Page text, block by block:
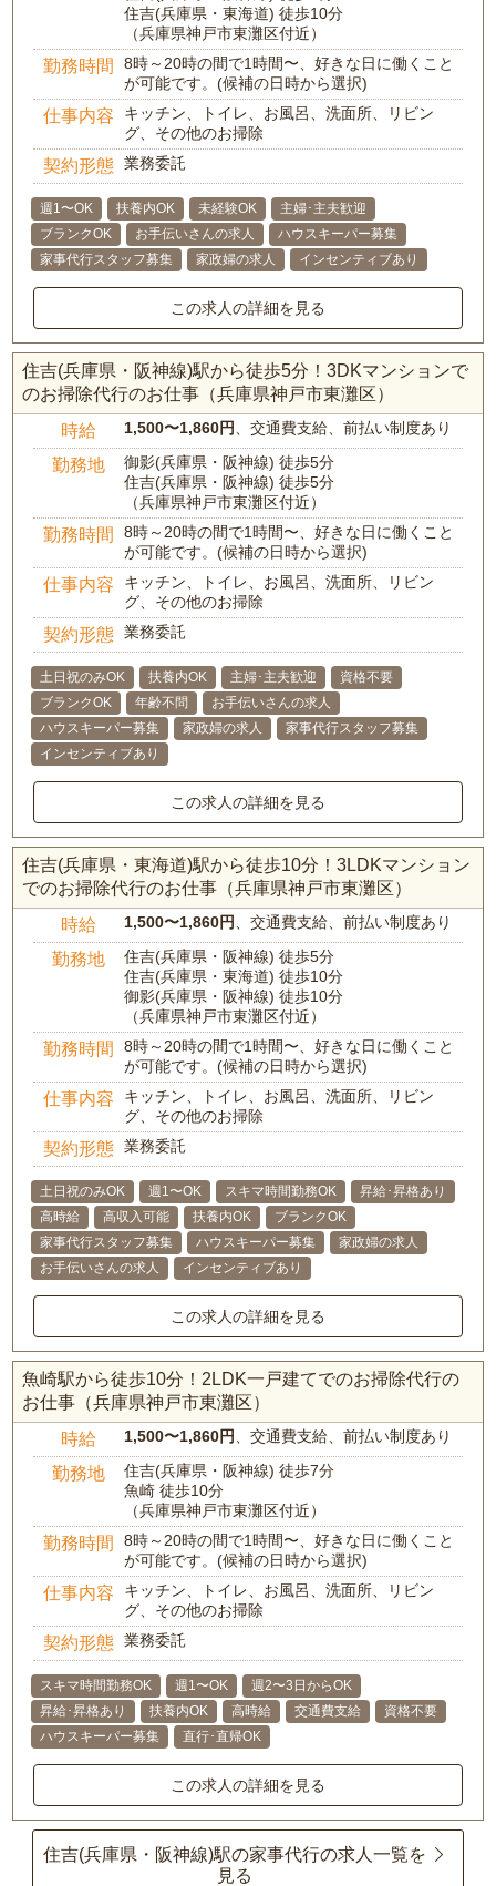
住吉(兵庫県・東海道) 徒歩10分
（兵庫県神戸市東灘区付近）
勤務時間
8時～20時の間で1時間〜、好きな日に働くこと
が可能です。(候補の日時から選択)
仕事内容
キッチン、トイレ、お風呂、洗面所、リビン
グ、その他のお掃除
契約形態 業務委託
週1〜OK 扶養内OK 未経験OK
主婦･主夫歓迎
ブランクOK
お手伝いさんの求人
ハウスキーパー募集
家事代行スタッフ募集
家政婦の求人 インセンティブあり
この求人の詳細を見る
住吉(兵庫県・阪神線)駅から徒歩5分！3DKマンションで
のお掃除代行のお仕事（兵庫県神戸市東灘区）
時給 1,500〜1,860円、交通費支給、前払い制度あり
勤務地
御影(兵庫県・阪神線) 徒歩5分
住吉(兵庫県・阪神線) 徒歩5分
（兵庫県神戸市東灘区付近）
勤務時間
8時～20時の間で1時間〜、好きな日に働くこと
が可能です。(候補の日時から選択)
仕事内容
キッチン、トイレ、お風呂、洗面所、リビン
グ、その他のお掃除
契約形態 業務委託
土日祝のみOK 扶養内OK 主婦･主夫歓迎
資格不要
ブランクOK
年齢不問
お手伝いさんの求人
ハウスキーパー募集
家政婦の求人
家事代行スタッフ募集
インセンティブあり
この求人の詳細を見る
住吉(兵庫県・東海道)駅から徒歩10分！3LDKマンション
でのお掃除代行のお仕事（兵庫県神戸市東灘区）
時給 1,500〜1,860円、交通費支給、前払い制度あり
勤務地
住吉(兵庫県・阪神線) 徒歩5分
住吉(兵庫県・東海道) 徒歩10分
御影(兵庫県・阪神線) 徒歩10分
（兵庫県神戸市東灘区付近）
勤務時間
8時～20時の間で1時間〜、好きな日に働くこと
が可能です。(候補の日時から選択)
仕事内容
キッチン、トイレ、お風呂、洗面所、リビン
グ、その他のお掃除
契約形態 業務委託
土日祝のみOK 週1〜OK スキマ時間勤務OK
昇給･昇格あり
高時給
高収入可能 扶養内OK
ブランクOK
家事代行スタッフ募集
ハウスキーパー募集
家政婦の求人
お手伝いさんの求人
インセンティブあり
この求人の詳細を見る
魚崎駅から徒歩10分！2LDK一戸建てでのお掃除代行の
お仕事（兵庫県神戸市東灘区）
時給 1,500〜1,860円、交通費支給、前払い制度あり
勤務地
住吉(兵庫県・阪神線) 徒歩7分
魚崎 徒歩10分
（兵庫県神戸市東灘区付近）
勤務時間
8時～20時の間で1時間〜、好きな日に働くこと
が可能です。(候補の日時から選択)
仕事内容
キッチン、トイレ、お風呂、洗面所、リビン
グ、その他のお掃除
契約形態 業務委託
スキマ時間勤務OK 週1〜OK
週2〜3日からOK
昇給･昇格あり
扶養内OK 高時給 交通費支給
資格不要
ハウスキーパー募集
直行･直帰OK
この求人の詳細を見る
住吉(兵庫県・阪神線)駅の家事代行の求人一覧を
見る